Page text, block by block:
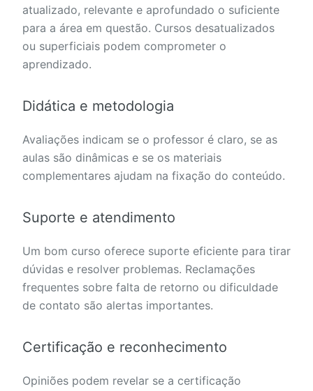
atualizado, relevante e aprofundado o suficiente
para a área em questão. Cursos desatualizados
ou superficiais podem comprometer o
aprendizado.
Didática e metodologia
Avaliações indicam se o professor é claro, se as
aulas são dinâmicas e se os materiais
complementares ajudam na fixação do conteúdo.
Suporte e atendimento
Um bom curso oferece suporte eficiente para tirar
dúvidas e resolver problemas. Reclamações
frequentes sobre falta de retorno ou dificuldade
de contato são alertas importantes.
Certificação e reconhecimento
Opiniões podem revelar se a certificação